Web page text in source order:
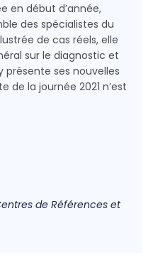
en début d’année,
des spécialistes du
de cas réels, elle
sur le diagnostic et
présente ses nouvelles
de la journée 2021 n’est
de Références et